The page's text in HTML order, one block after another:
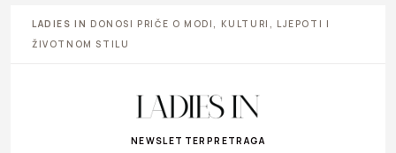
LADIES IN DONOSI PRIČE O MODI, KULTURI, LJEPOTI I
ŽIVOTNOM STILU
NEWSLETTER PRETRAGA